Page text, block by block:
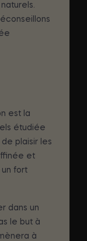
est la
étudiée
plaisir les
et
fort
dans un
le but à
à